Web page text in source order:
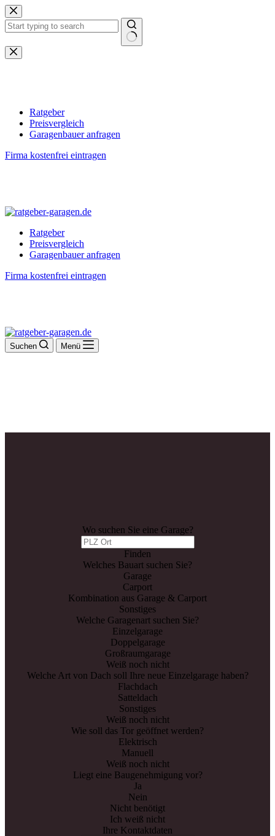
Zum
Inhalt
springen
Keine
Ergebnisse
Ratgeber
Preisvergleich
Garagenbauer anfragen
Firma kostenfrei eintragen
Ratgeber
Preisvergleich
Garagenbauer anfragen
Firma kostenfrei eintragen
Suchen Menü
Wo suchen Sie eine Garage?
Finden
Welches Bauart suchen Sie?
Garage
Carport
Kombination aus Garage & Carport
Sonstiges
Welche Garagenart suchen Sie?
Einzelgarage
Doppelgarage
Großraumgarage
Weiß noch nicht
Welche Art von Dach soll Ihre neue Einzelgarage haben?
Flachdach
Satteldach
Sonstiges
Weiß noch nicht
Wie soll das Tor geöffnet werden?
Elektrisch
Manuell
Weiß noch nicht
Liegt eine Baugenehmigung vor?
Ja
Nein
Nicht benötigt
Ich weiß nicht
Ihre Kontaktdaten